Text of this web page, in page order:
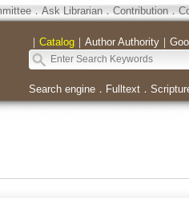
．Ask Librarian．Contribution．
｜ Catalog｜ Author Authority｜
Search engine． Fulltext．